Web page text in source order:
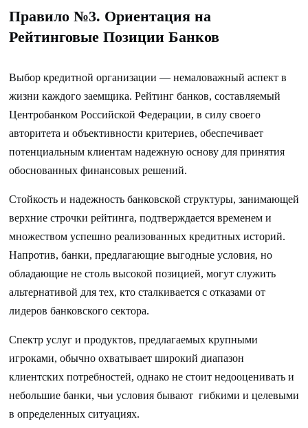
Правило №3. Ориентация на
Рейтинговые Позиции Банков
Выбор кредитной организации — немаловажный аспект в
жизни каждого заемщика. Рейтинг банков, составляемый
Центробанком Российской Федерации, в силу своего
авторитета и объективности критериев, обеспечивает
потенциальным клиентам надежную основу для принятия
обоснованных финансовых решений.
Стойкость и надежность банковской структуры, занимающей
верхние строчки рейтинга, подтверждается временем и
множеством успешно реализованных кредитных историй.
Напротив, банки, предлагающие выгодные условия, но
обладающие не столь высокой позицией, могут служить
альтернативой для тех, кто сталкивается с отказами от
лидеров банковского сектора.
Спектр услуг и продуктов, предлагаемых крупными
игроками, обычно охватывает широкий диапазон
клиентских потребностей, однако не стоит недооценивать и
небольшие банки, чьи условия бывают гибкими и целевыми
в определенных ситуациях.